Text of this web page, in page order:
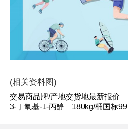
(相关资料图)
交易商品牌/产地交货地最新报价
3-丁氧基-1-丙醇 180kg/桶国标